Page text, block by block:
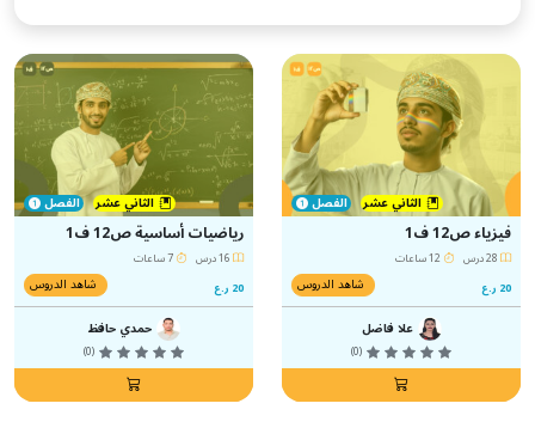
الثاني عشر الفصل
فيزياء ص12 ف1
20 ر.ع
شاهد الدروس
علا فاضل
(0)
الثاني عشر الفصل
رياضيات أساسية ص12 ف1
20 ر.ع
شاهد الدروس
حمدي حافظ
(0)